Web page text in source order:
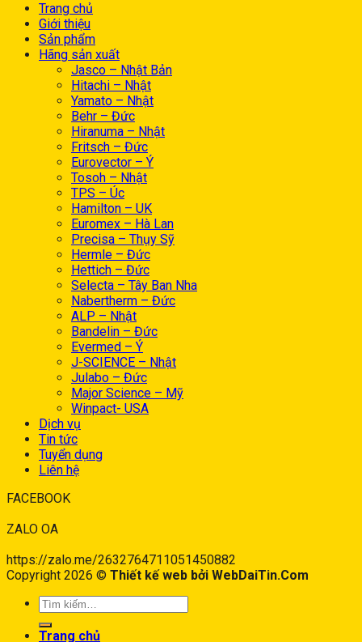
Trang chủ
Giới thiệu
Sản phẩm
Hãng sản xuất
Jasco – Nhật Bản
Hitachi – Nhật
Yamato – Nhật
Behr – Đức
Hiranuma – Nhật
Fritsch – Đức
Eurovector – Ý
Tosoh – Nhật
TPS – Úc
Hamilton – UK
Euromex – Hà Lan
Precisa – Thụy Sỹ
Hermle – Đức
Hettich – Đức
Selecta – Tây Ban Nha
Nabertherm – Đức
ALP – Nhật
Bandelin – Đức
Evermed – Ý
J-SCIENCE – Nhật
Julabo – Đức
Major Science – Mỹ
Winpact- USA
Dịch vụ
Tin tức
Tuyển dụng
Liên hệ
FACEBOOK
ZALO OA
https://zalo.me/2632764711051450882
Copyright 2026 © Thiết kế web bởi WebDaiTin.Com
Trang chủ